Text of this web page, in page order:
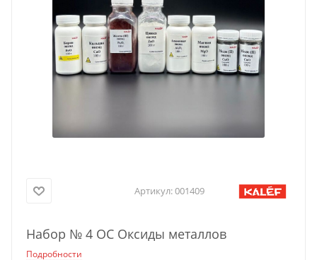
Артикул:001409
Набор № 4 ОС Оксиды металлов
Подробности